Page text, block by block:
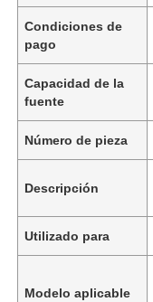
Condiciones de
pago
Capacidad de la
fuente
Número de pieza
Descripción
Utilizado para
Modelo aplicable